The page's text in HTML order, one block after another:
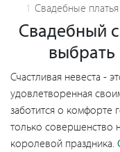
1 Свадебные
Свадебный
выбрать
Счастливая невеста -
удовлетворенная
заботится о комфорте
только совершенство
королевой праздника.